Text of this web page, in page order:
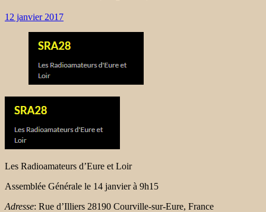
12 janvier 2017
Les Radioamateurs d’Eure et Loir
Assemblée Générale le 14 janvier à 9h15
Adresse: Rue d’Illiers 28190 Courville-sur-Eure, France